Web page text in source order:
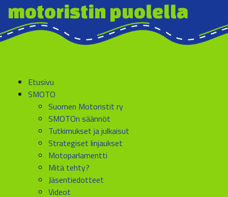
motoristin puolella
Etusivu
SMOTO
Suomen Motoristit ry
SMOTOn säännöt
Tutkimukset ja julkaisut
Strategiset linjaukset
Motoparlamentti
Mitä tehty?
Jäsentiedotteet
Videot